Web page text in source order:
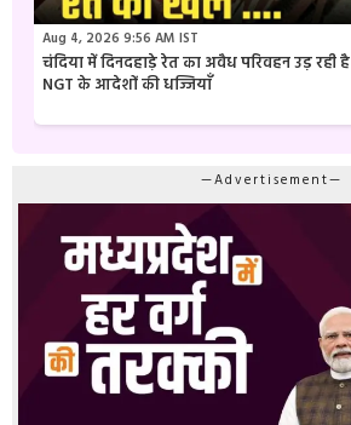
Aug 4, 2026 9:56 AM IST
चंदिया में दिनदहाड़े रेत का अवैध परिवहन उड़ रही है
NGT के आदेशों की धज्जियाँ
—Advertisement—